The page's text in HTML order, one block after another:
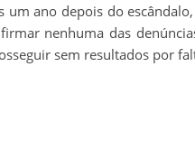
um ano depois do
nenhuma das
sem resultados por